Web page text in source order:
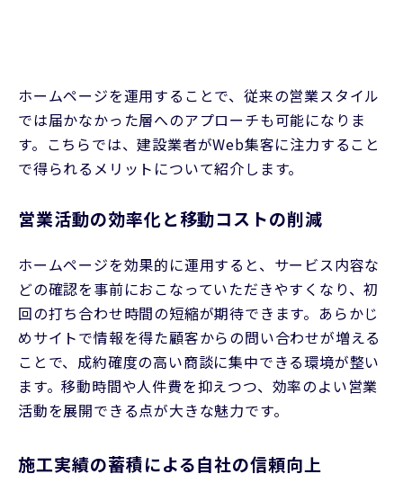
ホームページを運用することで、従来の営業スタイル
では届かなかった層へのアプローチも可能になりま
す。こちらでは、建設業者がWeb集客に注力すること
で得られるメリットについて紹介します。
営業活動の効率化と移動コストの削減
ホームページを効果的に運用すると、サービス内容な
どの確認を事前におこなっていただきやすくなり、初
回の打ち合わせ時間の短縮が期待できます。あらかじ
めサイトで情報を得た顧客からの問い合わせが増える
ことで、成約確度の高い商談に集中できる環境が整い
ます。移動時間や人件費を抑えつつ、効率のよい営業
活動を展開できる点が大きな魅力です。
施工実績の蓄積による自社の信頼向上